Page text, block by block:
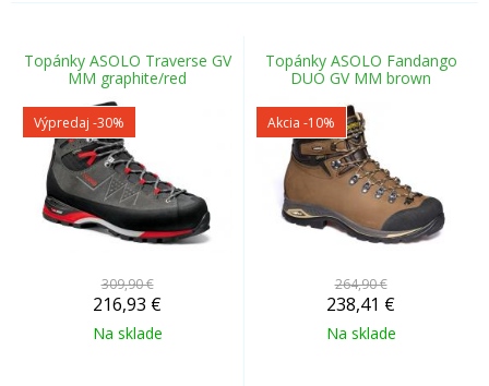
Topánky ASOLO Traverse GV
MM graphite/red
Výpredaj -30%
309,90 €
216,93 €
Na sklade
Topánky ASOLO Fandango
DUO GV MM brown
Akcia -10%
264,90 €
238,41 €
Na sklade